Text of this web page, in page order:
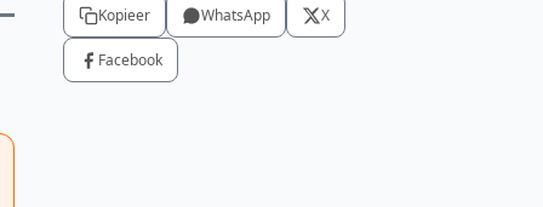
Kopieer WhatsApp X
Facebook